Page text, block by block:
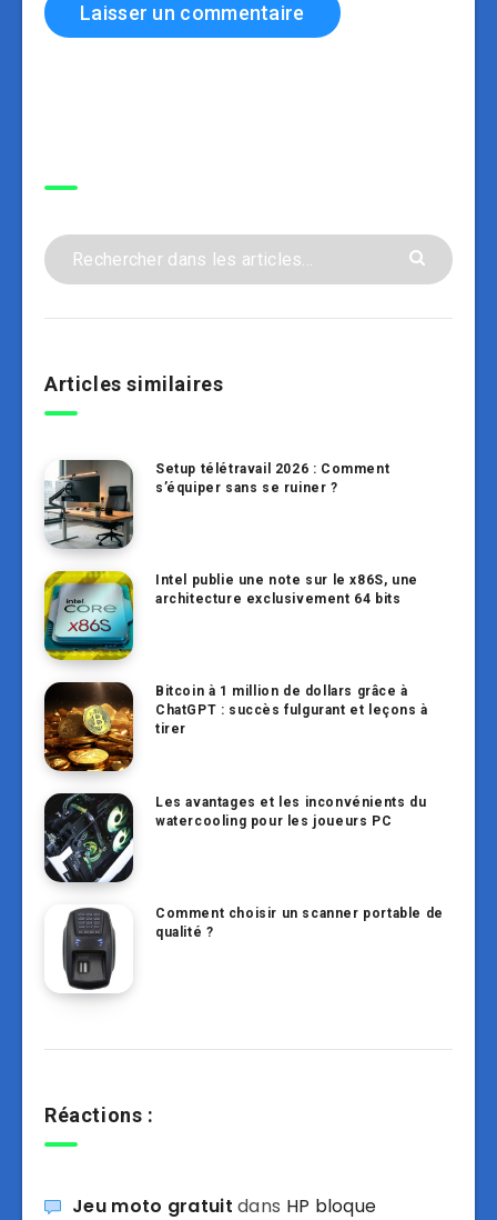
Articles similaires
Setup télétravail 2026 : Comment
s’équiper sans se ruiner ?
Intel publie une note sur le x86S, une
architecture exclusivement 64 bits
Bitcoin à 1 million de dollars grâce à
ChatGPT : succès fulgurant et leçons à
tirer
Les avantages et les inconvénients du
watercooling pour les joueurs PC
Comment choisir un scanner portable de
qualité ?
Réactions :
Jeu moto gratuit dans HP bloque